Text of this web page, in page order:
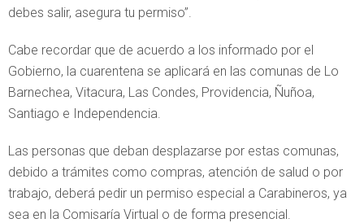
debes salir, asegura tu permiso”.
Cabe recordar que de acuerdo a los informado por el
Gobierno, la cuarentena se aplicará en las comunas de Lo
Barnechea, Vitacura, Las Condes, Providencia, Ñuñoa,
Santiago e Independencia.
Las personas que deban desplazarse por estas comunas,
debido a trámites como compras, atención de salud o por
trabajo, deberá pedir un permiso especial a Carabineros, ya
sea en la Comisaría Virtual o de forma presencial.